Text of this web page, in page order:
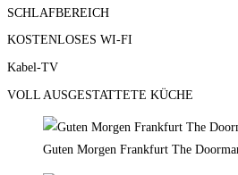
SCHLAFBEREICH
KOSTENLOSES WI-FI
Kabel-TV
VOLL AUSGESTATTETE KÜCHE
Guten Morgen Frankfurt The